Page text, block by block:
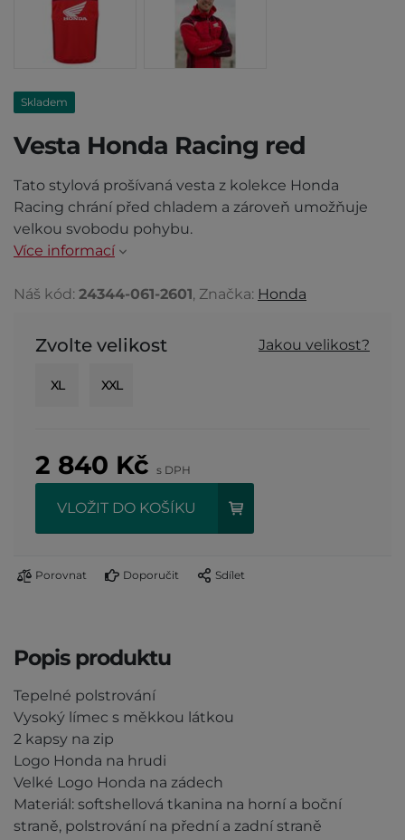
Skladem
Vesta Honda Racing red
Tato stylová prošívaná vesta z kolekce Honda
Racing chrání před chladem a zároveň umožňuje
velkou svobodu pohybu.
Více informací
Náš kód: 24344-061-2601, Značka: Honda
Zvolte velikost Jakou velikost?
XL XXL
2 840 Kč s DPH
VLOŽIT DO KOŠÍKU
Porovnat Doporučit Sdílet
Popis produktu
Tepelné polstrování
Vysoký límec s měkkou látkou
2 kapsy na zip
Logo Honda na hrudi
Velké Logo Honda na zádech
Materiál: softshellová tkanina na horní a boční
straně, polstrování na přední a zadní straně